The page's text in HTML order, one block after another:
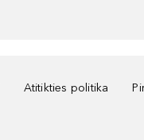
Atitikties politika